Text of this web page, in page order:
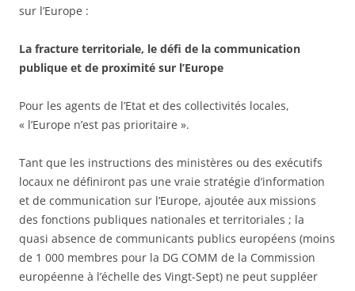
sur l’Europe :
La fracture territoriale, le défi de la communication
publique et de proximité sur l’Europe
Pour les agents de l’Etat et des collectivités locales,
« l’Europe n’est pas prioritaire ».
Tant que les instructions des ministères ou des exécutifs
locaux ne définiront pas une vraie stratégie d’information
et de communication sur l’Europe, ajoutée aux missions
des fonctions publiques nationales et territoriales ; la
quasi absence de communicants publics européens (moins
de 1 000 membres pour la DG COMM de la Commission
européenne à l’échelle des Vingt-Sept) ne peut suppléer